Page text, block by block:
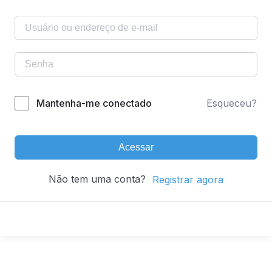
Mantenha-me conectado Esqueceu?
Acessar
Não tem uma conta? Registrar agora